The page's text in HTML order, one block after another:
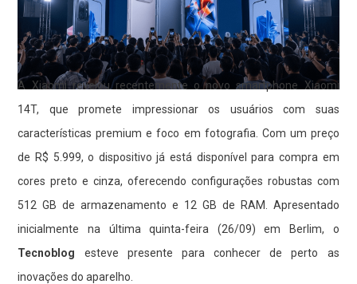
A Xiaomi revelou recentemente o novo smartphone Xiaomi
14T, que promete impressionar os usuários com suas
características premium e foco em fotografia. Com um preço
de R$ 5.999, o dispositivo já está disponível para compra em
cores preto e cinza, oferecendo configurações robustas com
512 GB de armazenamento e 12 GB de RAM. Apresentado
inicialmente na última quinta-feira (26/09) em Berlim, o
Tecnoblog esteve presente para conhecer de perto as
inovações do aparelho.